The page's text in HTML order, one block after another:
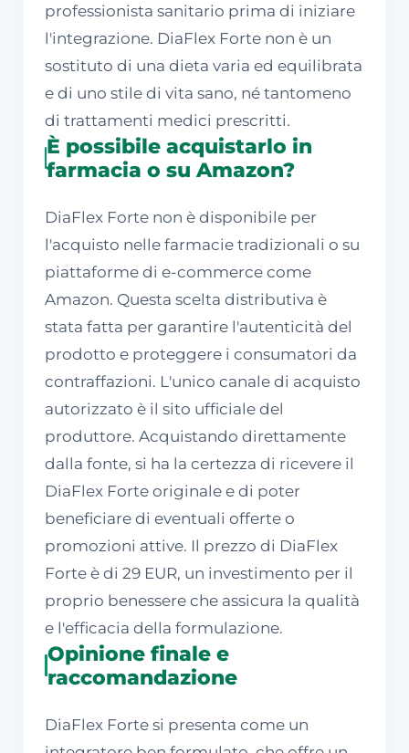
professionista sanitario prima di iniziare
l'integrazione. DiaFlex Forte non è un
sostituto di una dieta varia ed equilibrata
e di uno stile di vita sano, né tantomeno
di trattamenti medici prescritti.
È possibile acquistarlo in
farmacia o su Amazon?
DiaFlex Forte non è disponibile per
l'acquisto nelle farmacie tradizionali o su
piattaforme di e-commerce come
Amazon. Questa scelta distributiva è
stata fatta per garantire l'autenticità del
prodotto e proteggere i consumatori da
contraffazioni. L'unico canale di acquisto
autorizzato è il sito ufficiale del
produttore. Acquistando direttamente
dalla fonte, si ha la certezza di ricevere il
DiaFlex Forte originale e di poter
beneficiare di eventuali offerte o
promozioni attive. Il prezzo di DiaFlex
Forte è di 29 EUR, un investimento per il
proprio benessere che assicura la qualità
e l'efficacia della formulazione.
Opinione finale e
raccomandazione
DiaFlex Forte si presenta come un